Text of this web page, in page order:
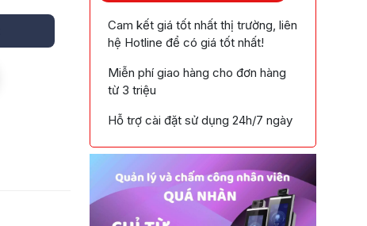
Cam kết giá tốt nhất thị trường, liên
hệ Hotline để có giá tốt nhất!
Miễn phí giao hàng cho đơn hàng
từ 3 triệu
Hỗ trợ cài đặt sử dụng 24h/7 ngày